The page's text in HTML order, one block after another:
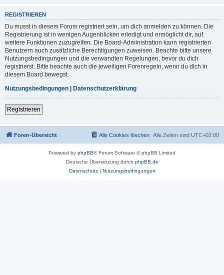
REGISTRIEREN
Du musst in diesem Forum registriert sein, um dich anmelden zu können. Die
Registrierung ist in wenigen Augenblicken erledigt und ermöglicht dir, auf
weitere Funktionen zuzugreifen. Die Board-Administration kann registrierten
Benutzern auch zusätzliche Berechtigungen zuweisen. Beachte bitte unsere
Nutzungsbedingungen und die verwandten Regelungen, bevor du dich
registrierst. Bitte beachte auch die jeweiligen Forenregeln, wenn du dich in
diesem Board bewegst.
Nutzungsbedingungen | Datenschutzerklärung
Registrieren
Foren-Übersicht Alle Zeiten sind UTC+02:00
Alle Cookies löschen
Powered by phpBB® Forum Software © phpBB Limited
Deutsche Übersetzung durch phpBB.de
Datenschutz| Nutzungsbedingungen